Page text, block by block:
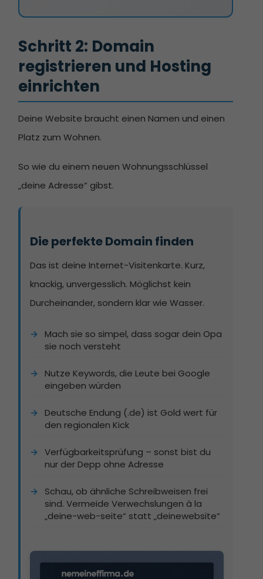
Schritt 2: Domain
registrieren und Hosting
einrichten
Deine Website braucht einen Namen und einen
Platz zum Wohnen.
So wie du einem neuen Wohnungsschlüssel
„deine Adresse“ gibst.
Die perfekte Domain finden
Das ist deine Internet-Visitenkarte. Kurz,
knackig, unvergesslich. Möglichst kein
Durcheinander, sondern klar wie Wasser.
Mach sie so simpel, dass sogar dein Opa
sie noch versteht
Nutze Keywords, die Leute bei Google
eingeben würden
Deutsche Endung (.de) ist Gold wert für
den regionalen Kick
Verfügbarkeitsprüfung – sonst bist du
nur der Depp ohne Adresse
Schau, ob ähnliche Schreibweisen frei
sind. Vermeide Verwechslungen à la
„deine-web-seite“ statt „deinewebsite“